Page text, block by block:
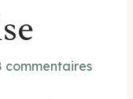
commentaires